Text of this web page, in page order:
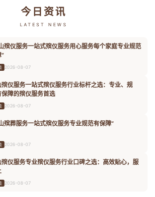
今日资讯
LATEST NEWS
殡仪服务一站式殡仪服务用心服务每个家庭专业规范
2026-08-07
殡仪服务一站式殡仪服务行业标杆之选：专业、规
保障的殡仪服务首选
2026-08-07
殡葬服务一站式殡仪服务专业规范有保障”
2026-08-07
殡仪服务专业殡仪服务行业口碑之选：高效贴心，服
2026-08-07